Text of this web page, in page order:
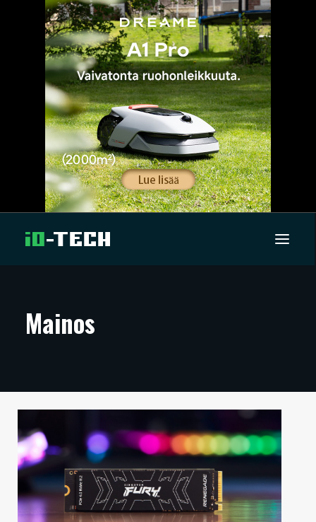
ARTIKKELIT
TECHBBS
HINTA.FI
KAUPPA
VAIHDA TEEMA
Mainos